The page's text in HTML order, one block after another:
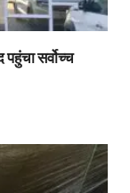
सर्वोच्च